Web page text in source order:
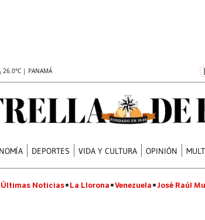
26.0°C | PANAMÁ
DEPORTES VIDA Y CULTURA OPINIÓN
Últimas Noticias La Llorona Venezuela José Raúl